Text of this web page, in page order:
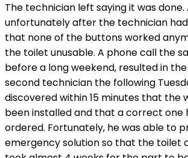
The technician left saying it was done.
unfortunately after the technician
that none of the buttons worked
the toilet unusable. A phone call the
before a long weekend, resulted in
second technician the following
discovered within 15 minutes that the
been installed and that a correct one
ordered. Fortunately, he was able to
emergency solution so that the toilet